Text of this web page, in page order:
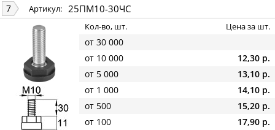
7 Артикул: 25ПМ10-30ЧС
Кол-во, шт. Цена за шт.
от 30 000
от 10 000
12,30 р.
от 5 000
13,10 р.
от 1 000
14,10 р.
от 500
15,20 р.
от 100
17,90 р.